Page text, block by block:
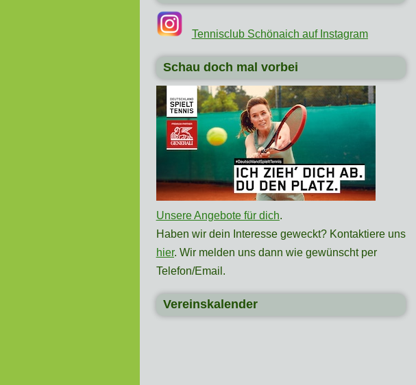
Tennisclub Schönaich auf Instagram
Schau doch mal vorbei
Unsere Angebote für dich.
Haben wir dein Interesse geweckt? Kontaktiere uns
hier. Wir melden uns dann wie gewünscht per
Telefon/Email.
Vereinskalender